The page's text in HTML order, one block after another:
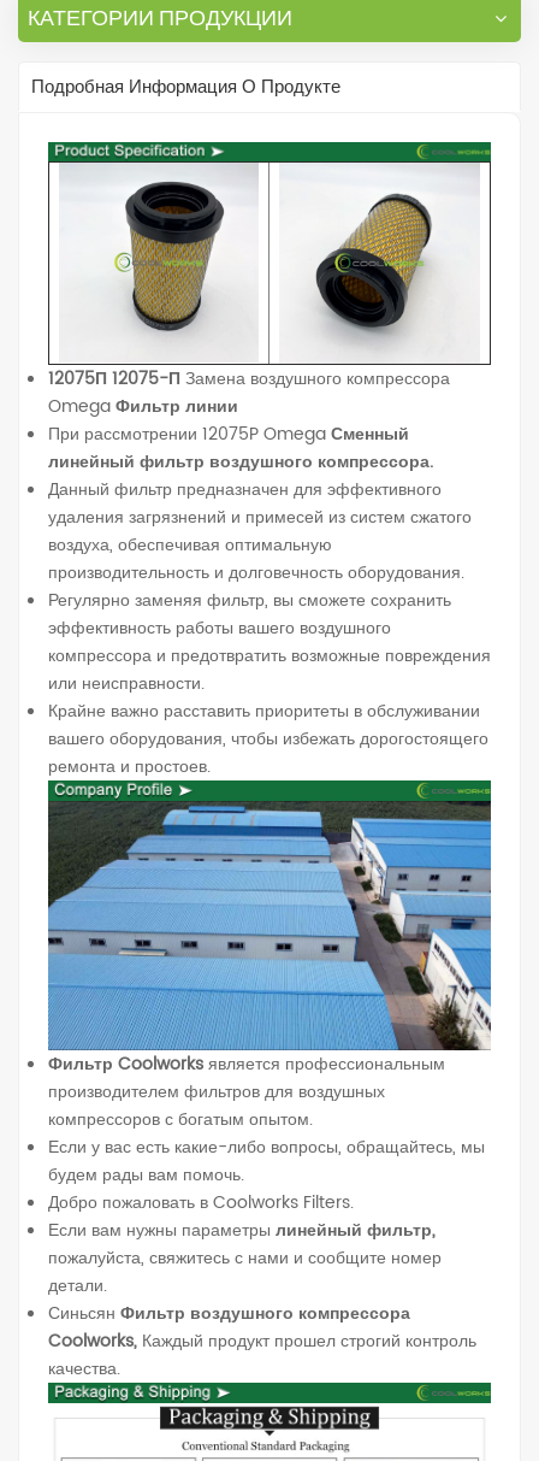
КАТЕГОРИИ ПРОДУКЦИИ
Подробная Информация О Продукте
12075П 12075-П Замена воздушного компрессора
OmegaФильтр линии
При рассмотрении 12075P OmegaСменный
линейный фильтр воздушного компрессора.
Данный фильтр предназначен для эффективного
удаления загрязнений и примесей из систем сжатого
воздуха, обеспечивая оптимальную
производительность и долговечность оборудования.
Регулярно заменяя фильтр, вы сможете сохранить
эффективность работы вашего воздушного
компрессора и предотвратить возможные повреждения
или неисправности.
Крайне важно расставить приоритеты в обслуживании
вашего оборудования, чтобы избежать дорогостоящего
ремонта и простоев.
Фильтр Coolworksявляется профессиональным
производителем фильтров для воздушных
компрессоров с богатым опытом.
Если у вас есть какие-либо вопросы, обращайтесь, мы
будем рады вам помочь.
Добро пожаловать в Coolworks Filters.
Если вам нужны параметры линейный фильтр,
пожалуйста, свяжитесь с нами и сообщите номер
детали.
Синьсян Фильтр воздушного компрессора
Coolworks, Каждый продукт прошел строгий контроль
качества.